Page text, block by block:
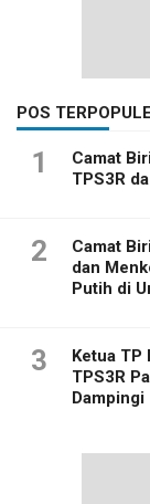
POS
1
Camat
TPS3R
2
Camat
dan
Putih di
3
Ketua TP
TPS3R
Dampingi